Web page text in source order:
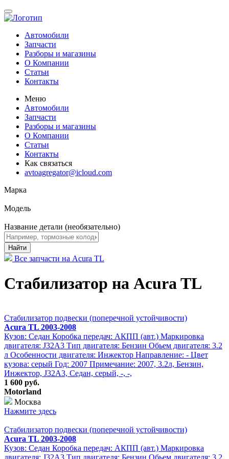
Автомобили
Запчасти
Разборы и магазины
О Компании
Статьи
Контакты
Меню
Автомобили
Запчасти
Разборы и магазины
О Компании
Статьи
Контакты
Как связаться
avtoagregator@icloud.com
Марка
Модель
Название детали (необязательно)
Найти
Все запчасти на Acura TL
Стабилизатор на Acura TL
Стабилизатор подвески (поперечной устойчивости)
Acura TL 2003-2008
Кузов: Седан Коробка передач: АКПП (авт.) Маркировка
двигателя: J32A3 Тип двигателя: Бензин Обьем двигателя: 3.2
л Особенности двигателя: Инжектор Направление: - Цвет
кузова: серый Год: 2007 Примечание: 2007, 3.2л, Бензин,
Инжектор, J32A3, Седан, серый, -, -,
1 600 руб.
Motorland
Москва
Нажмите здесь
Стабилизатор подвески (поперечной устойчивости)
Acura TL 2003-2008
Кузов: Седан Коробка передач: АКПП (авт.) Маркировка
двигателя: J32A3 Тип двигателя: Бензин Обьем двигателя: 3.2